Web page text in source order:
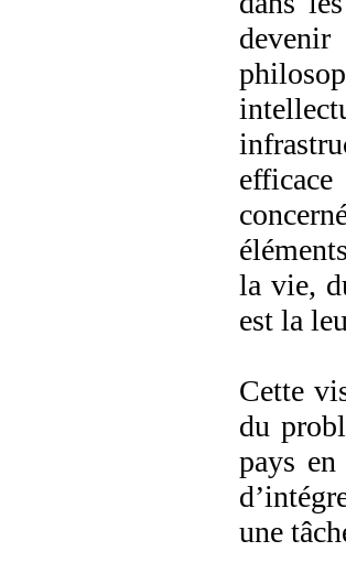
la vie,
est la
Cette
du
pays
une